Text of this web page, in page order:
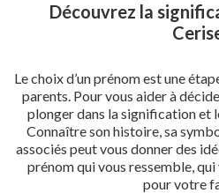
Découvrez la
Le choix d’un prénom est une
parents. Pour vous aider à
plonger dans la signification et
Connaître son histoire, sa
associés peut vous donner des
prénom qui vous ressemble,
pour votre